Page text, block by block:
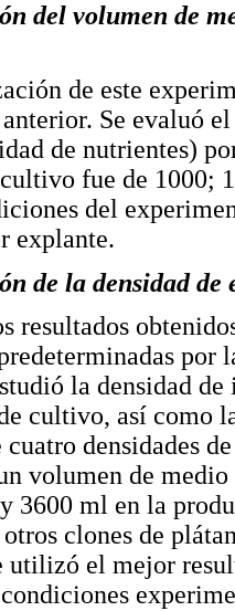
del volumen de
de este
Se evaluó
de nutrientes)
fue de 1000;
del
explante.
de la densidad de
resultados
por
la densidad
cultivo, así como
densidades
volumen de
3600 ml en la
clones de
utilizó el mejor